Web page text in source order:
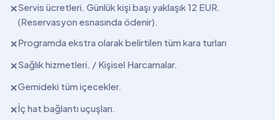
✕Servis ücretleri. Günlük kişi başı yaklaşık 12 EUR.
(Reservasyon esnasında ödenir).
✕Programda ekstra olarak belirtilen tüm kara turları
✕Sağlık hizmetleri. / Kişisel Harcamalar.
✕Gemideki tüm içecekler.
✕İç hat bağlantı uçuşları.